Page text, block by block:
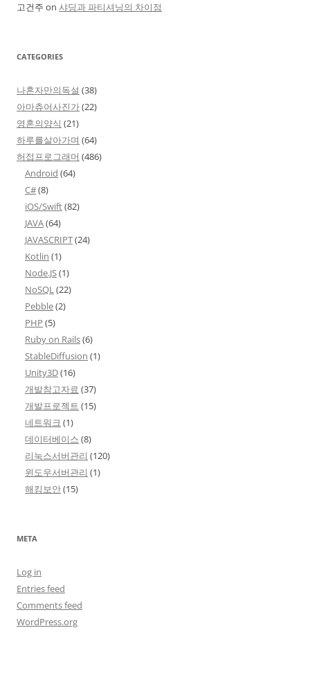
고건주 on 샤딩과 파티셔닝의 차이점
CATEGORIES
나혼자만의독설 (38)
아마츄어사진가(22)
영혼의양식 (21)
하루를살아가며 (64)
허접프로그래머 (486)
Android (64)
C#(8)
iOS/Swift(82)
JAVA(64)
JAVASCRIPT(24)
Kotlin (1)
Node.JS(1)
NoSQL(22)
Pebble(2)
PHP (5)
Ruby on Rails(6)
StableDiffusion (1)
Unity3D(16)
개발참고자료 (37)
개발프로젝트 (15)
네트워크 (1)
데이터베이스 (8)
리눅스서버관리 (120)
윈도우서버관리 (1)
해킹보안(15)
META
Log in
Entries feed
Comments feed
WordPress.org